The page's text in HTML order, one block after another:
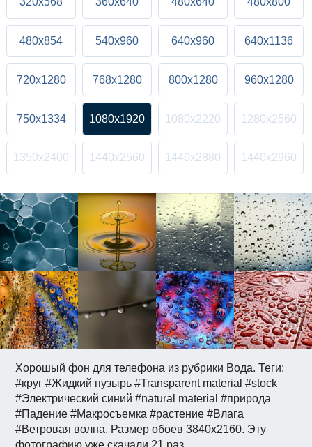
Хорошый фон для телефона из рубрики Вода. Теги:
#круг #Жидкий пузырь #Transparent material #stock
#Электрический синий #natural material #природа
#Падение #Макросъемка #растение #Влага
#Ветровая волна. Размер обоев 3840x2160. Эту
480x854 540x960 640x960 640x1136
720x1280 768x1280 800x1280 960x1280
750x1334 1080x1920 1080x2220 1280x2560
1350x2400 1440x2560 1440x2880 1440x2960